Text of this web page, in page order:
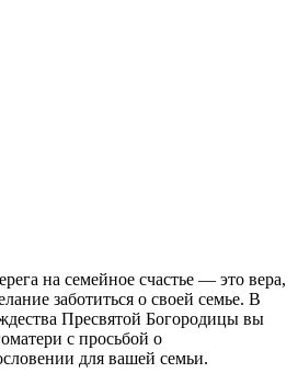
на семейное счастье — это вера,
заботиться о своей семье. В
Пресвятой Богородицы вы
с просьбой о
для вашей семьи.